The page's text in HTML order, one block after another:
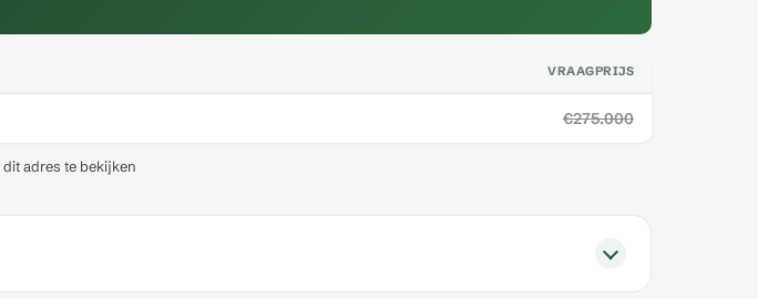
VRAAGPRIJS
€275.000
adres te bekijken